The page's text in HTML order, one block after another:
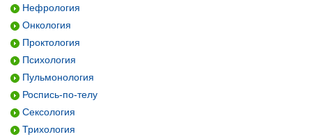
Нефрология
Онкология
Проктология
Психология
Пульмонология
Роспись-по-телу
Сексология
Трихология